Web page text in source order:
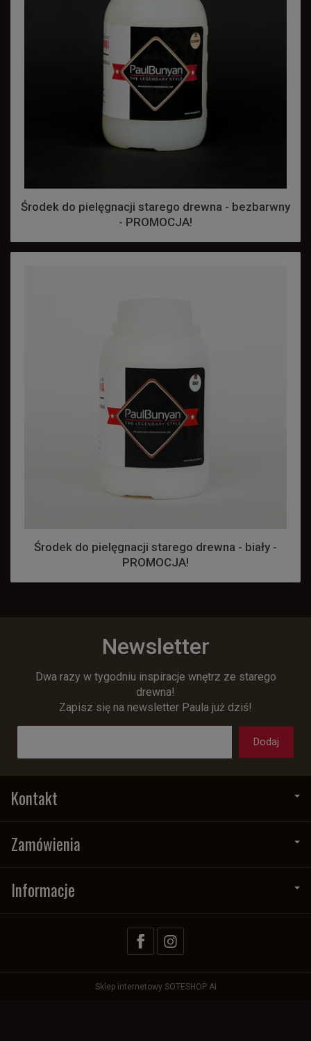
Środek do pielęgnacji starego drewna - bezbarwny
- PROMOCJA!
Środek do pielęgnacji starego drewna - biały -
PROMOCJA!
Newsletter
Dwa razy w tygodniu inspiracje wnętrz ze starego
drewna!
Zapisz się na newsletter Paula już dziś!
Kontakt
Zamówienia
Informacje
Sklep internetowy SOTESHOP AI